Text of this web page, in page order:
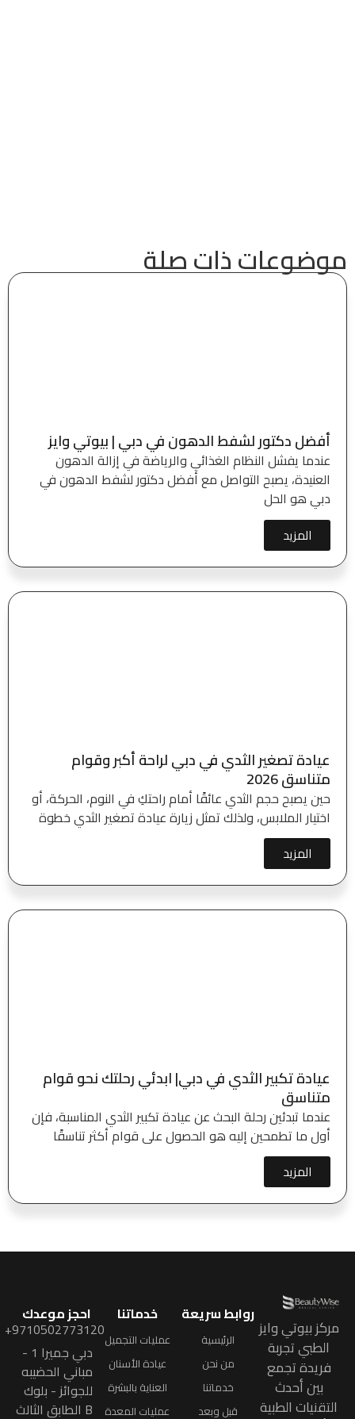
موضوعات ذات صلة
أفضل دكتور لشفط الدهون في دبي | بيوتي وايز
عندما يفشل النظام الغذائي والرياضة في إزالة الدهون
العنيدة، يصبح التواصل مع أفضل دكتور لشفط الدهون في
دبي هو الحل
المزيد
عيادة تصغير الثدي في دبي لراحة أكبر وقوام
متناسق 2026
حين يصبح حجم الثدي عائقًا أمام راحتكِ في النوم، الحركة، أو
اختيار الملابس، ولذلك تمثل زيارة عيادة تصغير الثدي خطوة
المزيد
عيادة تكبير الثدي في دبي| ابدئي رحلتك نحو قوام
متناسق
عندما تبدئين رحلة البحث عن عيادة تكبير الثدي المناسبة، فإن
أول ما تطمحين إليه هو الحصول على قوام أكثر تناسقًا
المزيد
مركز بيوتي وايز
الطبي تجربة
فريدة تجمع
بين أحدث
التقنيات الطبية
روابط سريعة
الرئيسية
من نحن
خدماتنا
قبل وبعد
خدماتنا
عمليات التجميل
عيادة الأسنان
العناية بالبشرة
عمليات المعدة
احجز موعدك
9710502773120+
دبي جميرا 1 -
مباني الحضيبه
للجوائز - بلوك
B الطابق الثالث